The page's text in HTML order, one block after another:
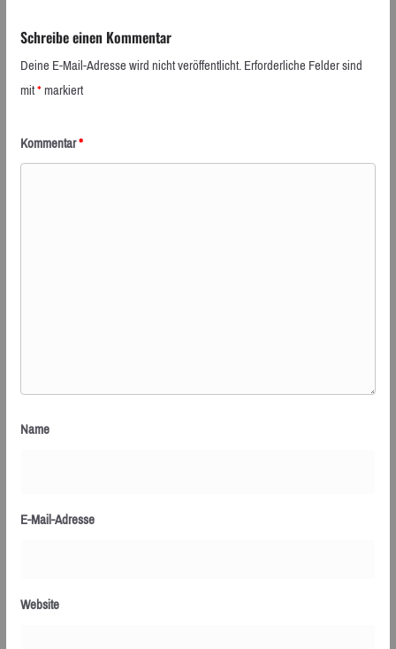
Schreibe einen Kommentar
Deine E-Mail-Adresse wird nicht veröffentlicht.Erforderliche Felder sind
mit*markiert
Kommentar*
Name
E-Mail-Adresse
Website